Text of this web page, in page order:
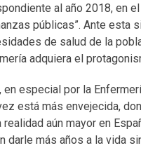
al año 2018, en
públicas”. Ante esta
de salud de la
adquiera el
especial por la
está más envejecida,
aún mayor en
más años a la vida